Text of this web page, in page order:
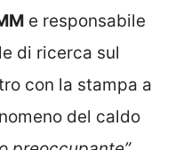
e responsabile
di ricerca sul
con la stampa a
del caldo